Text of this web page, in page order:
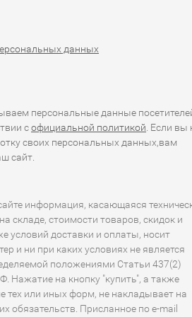
данных
персональные данные
софициальной политикой . Если вы
своих персональных данных,вам
сайт.
информация, касающаяся
складе, стоимости товаров, скидок и
условий доставки и оплаты, носит
и ни при каких условиях не является
положениями Статьи 437(2)
Нажатие на кнопку "купить", а также
тех или иных форм, не накладывает на
обязательств. Присланное по e-mail